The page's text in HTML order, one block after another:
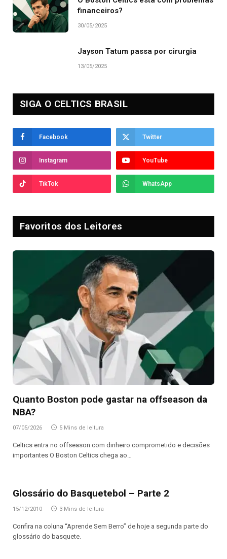
financeiros?
30/05/2025
Jayson Tatum passa por cirurgia
13/05/2025
SIGA O CELTICS BRASIL
Facebook Twitter
Instagram YouTube
TikTok WhatsApp
Favoritos dos Leitores
Quanto Boston pode gastar na offseason da
NBA?
07/05/2026 5 Mins de leitura
Celtics entra no offseason com dinheiro comprometido e decisões
importantes O Boston Celtics chega ao…
Glossário do Basquetebol – Parte 2
15/12/2010 3 Mins de leitura
Confira na coluna “Aprende Sem Berro” de hoje a segunda parte do
glossário do basquete.